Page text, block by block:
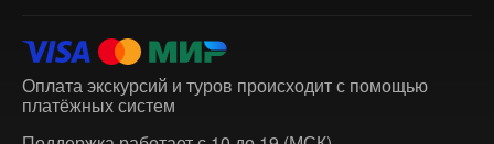
Оплата экскурсий и туров происходит с помощью
платёжных систем